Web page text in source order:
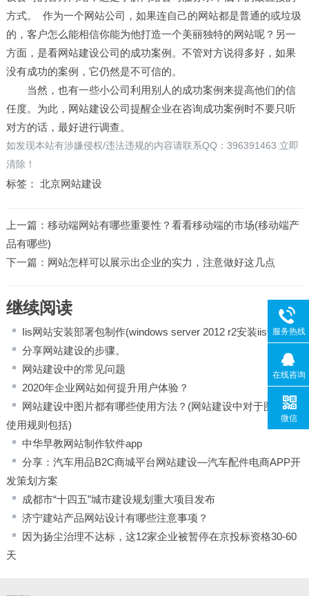
方式。 作为一个网站公司，如果连自己的网站都是普通的或垃圾
的，客户怎么能相信你能为他打造一个美丽独特的网站呢？另一
方面，是看网站建设公司的成功案例。不管对方说得多好，如果
没有成功的案例，它仍然是不可信的。
当然，也有一些小公司利用别人的成功案例来提高他们的信
任度。为此，网站建设公司提醒企业在咨询成功案例时不要只听
对方的话，最好进行调查。
如发现本站有涉嫌侵权/违法违规的内容请联系QQ：396391463 立即
清除！
标签： 北京网站建设
上一篇： 移动端网站有哪些重要性？看看移动端的市场(移动端产
品有哪些)
下一篇： 网站怎样可以展示出企业的实力，注意做好这几点
继续阅读
Iis网站安装部署包制作(windows server 2012 r2安装iis部署)
分享网站建设的步骤。
网站建设中的常见问题
2020年企业网站如何提升用户体验？
网站建设中图片都有哪些使用方法？(网站建设中对于图片的
使用规则包括)
中华早教网站制作软件app
分享：汽车用品B2C商城平台网站建设—汽车配件电商APP开
发策划方案
成都市“十四五”城市建设规划重大项目发布
济宁建站产品网站设计有哪些注意事项？
因为扬尘治理不达标，这12家企业被暂停在京投标资格30-60
天
服务热线
在线咨询
微信